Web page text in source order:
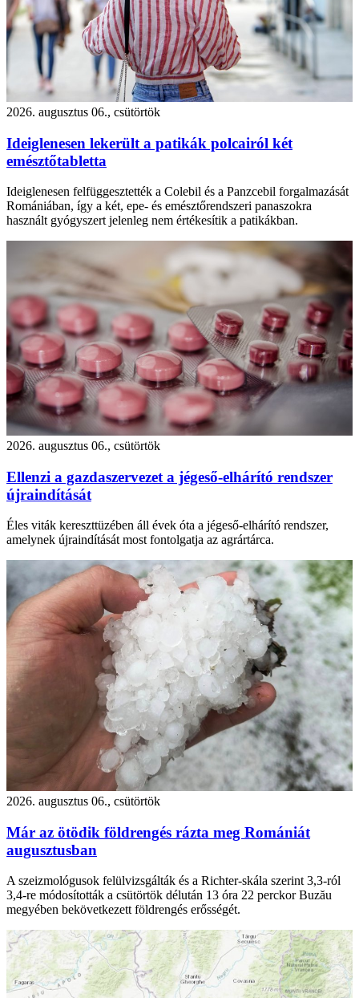
2026. augusztus 06., csütörtök
Ideiglenesen lekerült a patikák polcairól két
emésztőtabletta
Ideiglenesen felfüggesztették a Colebil és a Panzcebil forgalmazását
Romániában, így a két, epe- és emésztőrendszeri panaszokra
használt gyógyszert jelenleg nem értékesítik a patikákban.
2026. augusztus 06., csütörtök
Ellenzi a gazdaszervezet a jégeső-elhárító rendszer
újraindítását
Éles viták kereszttüzében áll évek óta a jégeső-elhárító rendszer,
amelynek újraindítását most fontolgatja az agrártárca.
2026. augusztus 06., csütörtök
Már az ötödik földrengés rázta meg Romániát
augusztusban
A szeizmológusok felülvizsgálták és a Richter-skála szerint 3,3-ról
3,4-re módosították a csütörtök délután 13 óra 22 perckor Buzău
megyében bekövetkezett földrengés erősségét.